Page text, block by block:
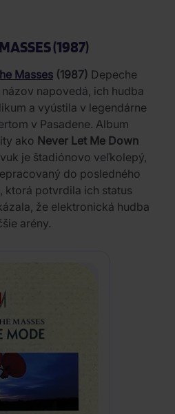
(1987)
Masses (1987) Depeche
napovedá, ich hudba
a vyústila v legendárne
v Pasadene. Album
ako Never Let Me Down
je štadiónovo veľkolepý,
do posledného
ktorá potvrdila ich status
že elektronická hudba
arény.